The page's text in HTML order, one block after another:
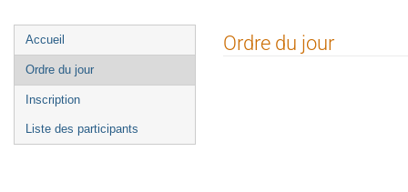
Menu
de
l'événement
Accueil
Ordre du jour
Inscription
Liste des participants
Ordre du jour